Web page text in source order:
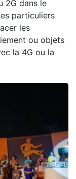
2G dans le
particuliers
les
ou objets
la 4G ou la